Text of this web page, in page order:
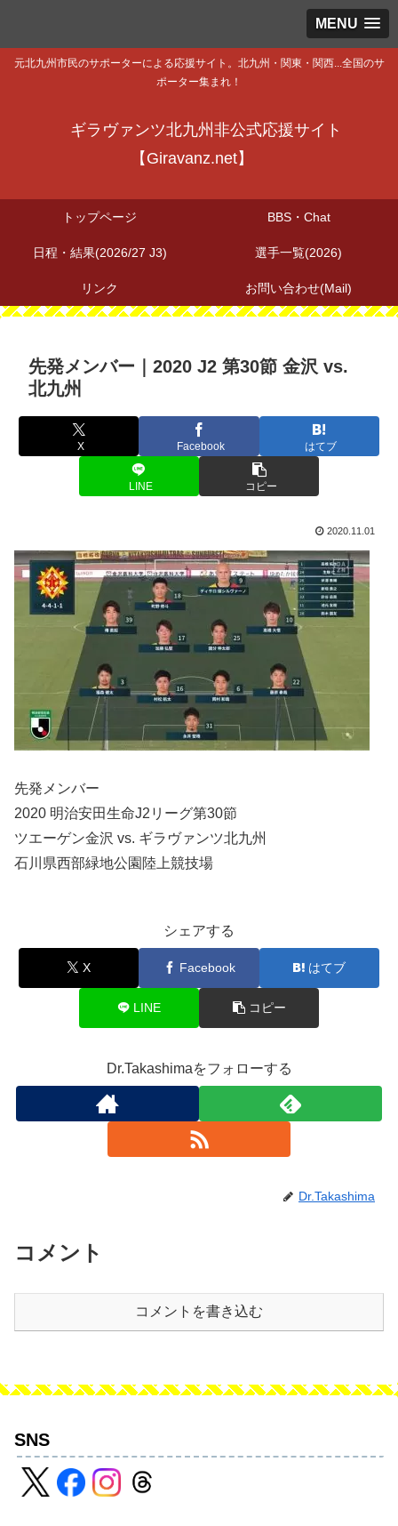
MENU
元北九州市民のサポーターによる応援サイト。北九州・関東・関西...全国のサ
ポーター集まれ！
ギラヴァンツ北九州非公式応援サイト
【Giravanz.net】
トップページ BBS・Chat
日程・結果(2026/27 J3) 選手一覧(2026)
リンク お問い合わせ(Mail)
先発メンバー｜2020 J2 第30節 金沢 vs.
北九州
X Facebook はてブ
LINE コピー
2020.11.01
先発メンバー
2020 明治安田生命J2リーグ第30節
ツエーゲン金沢 vs. ギラヴァンツ北九州
石川県西部緑地公園陸上競技場
シェアする
X Facebook はてブ
LINE コピー
Dr.Takashimaをフォローする
Dr.Takashima
コメント
コメントを書き込む
SNS